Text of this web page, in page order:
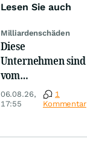
Lesen Sie auch
Milliardenschäden
Diese
Unternehmen sind
vom
Niedrigwasser
besonders
06.08.26,
17:55
1
Kommentar